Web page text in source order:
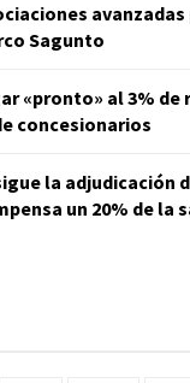
Sagunto
«pronto» al 3%
concesionarios
la adjudicación
un 20% de la